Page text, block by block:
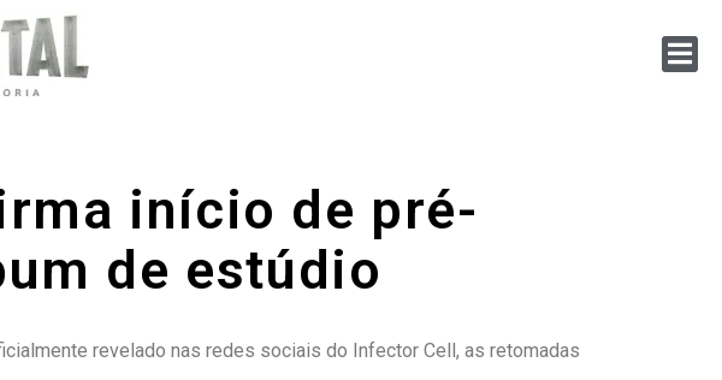
início de pré-
de estúdio
revelado nas redes sociais do Infector Cell, as retomadas